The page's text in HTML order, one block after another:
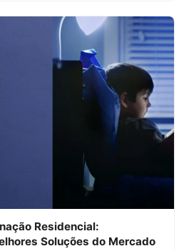
Residencial:
Soluções do Mercado